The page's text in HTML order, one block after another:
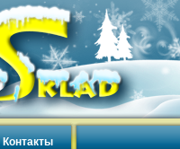
Контакты